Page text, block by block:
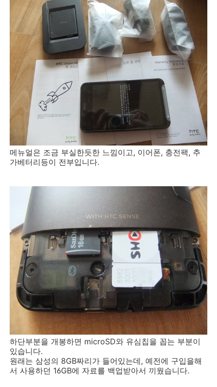
메뉴얼은 조금 부실한듯한 느낌이고, 이어폰, 충전팩, 추
가베터리등이 전부입니다.
하단부분을 개봉하면 microSD와 유심칩을 꼽는 부분이
있습니다.
원래는 삼성의 8GB짜리가 들어있는데, 예전에 구입을해
서 사용하던 16GB에 자료를 백업받아서 끼웠습니다.